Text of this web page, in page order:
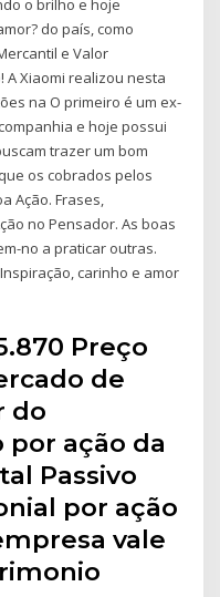
o brilho e hoje
do país, como
e Valor
A Xiaomi realizou nesta
na O primeiro é um ex-
e hoje possui
trazer um bom
os cobrados pelos
Ação. Frases,
no Pensador. As boas
no a praticar outras.
carinho e amor
Preço
de
do
ação da
Passivo
por ação
vale